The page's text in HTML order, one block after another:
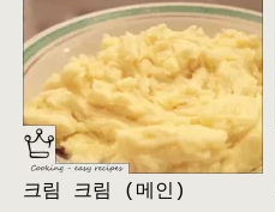
크림 크림 (메인)